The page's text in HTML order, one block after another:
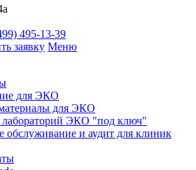
495-13-39
заявку Меню
для ЭКО
для ЭКО
ЭКО "под ключ"
обслуживание и аудит для клиник